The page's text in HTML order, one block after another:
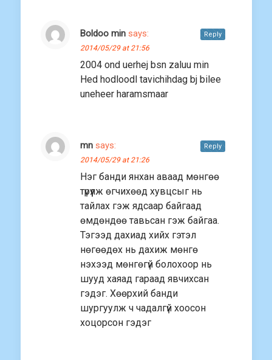
Boldoo min says:
2014/05/29 at 21:56
2004 ond uerhej bsn zaluu min
Hed hodloodl tavichihdag bj bilee
uneheer haramsmaar
Reply
mn says:
2014/05/29 at 21:26
Нэг банди янхан аваад мөнгөө
түрүүлж өгчихөөд хувцсыг нь
тайлах гэж ядсаар байгаад
өмдөндөө тавьсан гэж байгаа.
Тэгээд дахиад хийх гэтэл
нөгөөдөх нь дахиж мөнгө
нэхээд мөнгөгүй болохоор нь
шууд хаяад гараад явчихсан
гэдэг. Хөөрхий банди
шургуулж ч чадалгүй хоосон
хоцорсон гэдэг
Reply